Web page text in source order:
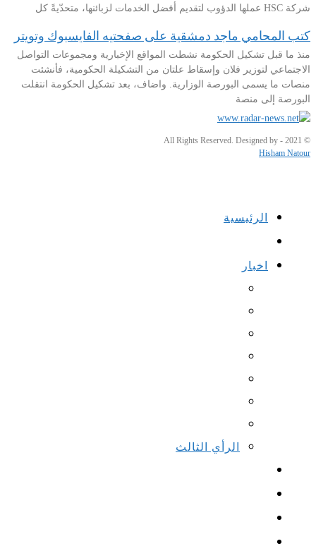
شركة HSC عملها الدؤوب لتقديم أفضل الخدمات لزبائنها، متحدّيةً كل
كتب المحامي ماجد دمشقية على صفحتيه الفايسبوك وتويتر
منذ ما قبل تشكيل الحكومة نشطت المواقع الإخبارية ومجموعات التواصل
الاجتماعي لتوزير فلان وإسقاط علتان من التشكيلة الحكومية، فأنشئت
منصات ما يسمى البورصة الوزارية. واضاف، بعد تشكيل الحكومة انتقلت
البورصة إلى منصة
© 2021 - All Rights Reserved. Designed by
Hisham Natour
الرئيسية
اخبار
الرأي الثالث